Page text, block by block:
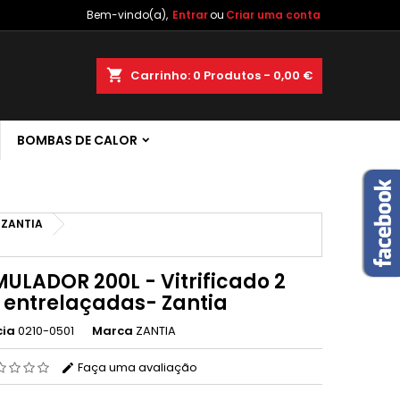
Bem-vindo(a), Entrarou Criar uma conta
shopping_cart Carrinho: 0 Produtos - 0,00 €
BOMBAS DE CALOR
ZANTIA
200L - Vitrificado 2
entrelaçadas- Zantia
0210-0501 Marca ZANTIA
Faça uma avaliação